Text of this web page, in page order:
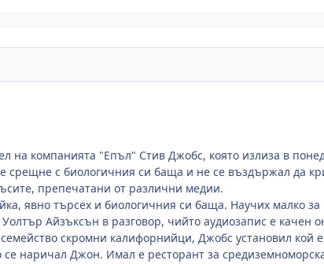
на компанията "Епъл" Стив Джобс, която излиза в
срещне с биологичния си баща и не се въздържал да
препечатани от различни медии.
явно търсех и биологичния си баща. Научих малко
Айзъксън в разговор, чийто аудиозапис е качен
скромни калифорнийци, Джобс установил кой
наричал Джон. Имал е ресторант за